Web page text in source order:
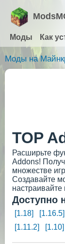
Моды Как
Моды на
TOP
Расширьте
Addons!
множестве
Создавайте
настраивайте
Доступно
[1.18] [1.16.5]
[1.11.2]
[1.10]